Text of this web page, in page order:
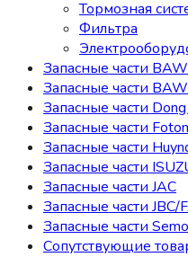
Тормозная
Фильтра
Запасные части
Запасные части
Запасные части
Запасные части Foton
Запасные части
Запасные части
Запасные части JAC
Запасные части JBC/
Запасные части
Сопутствующие